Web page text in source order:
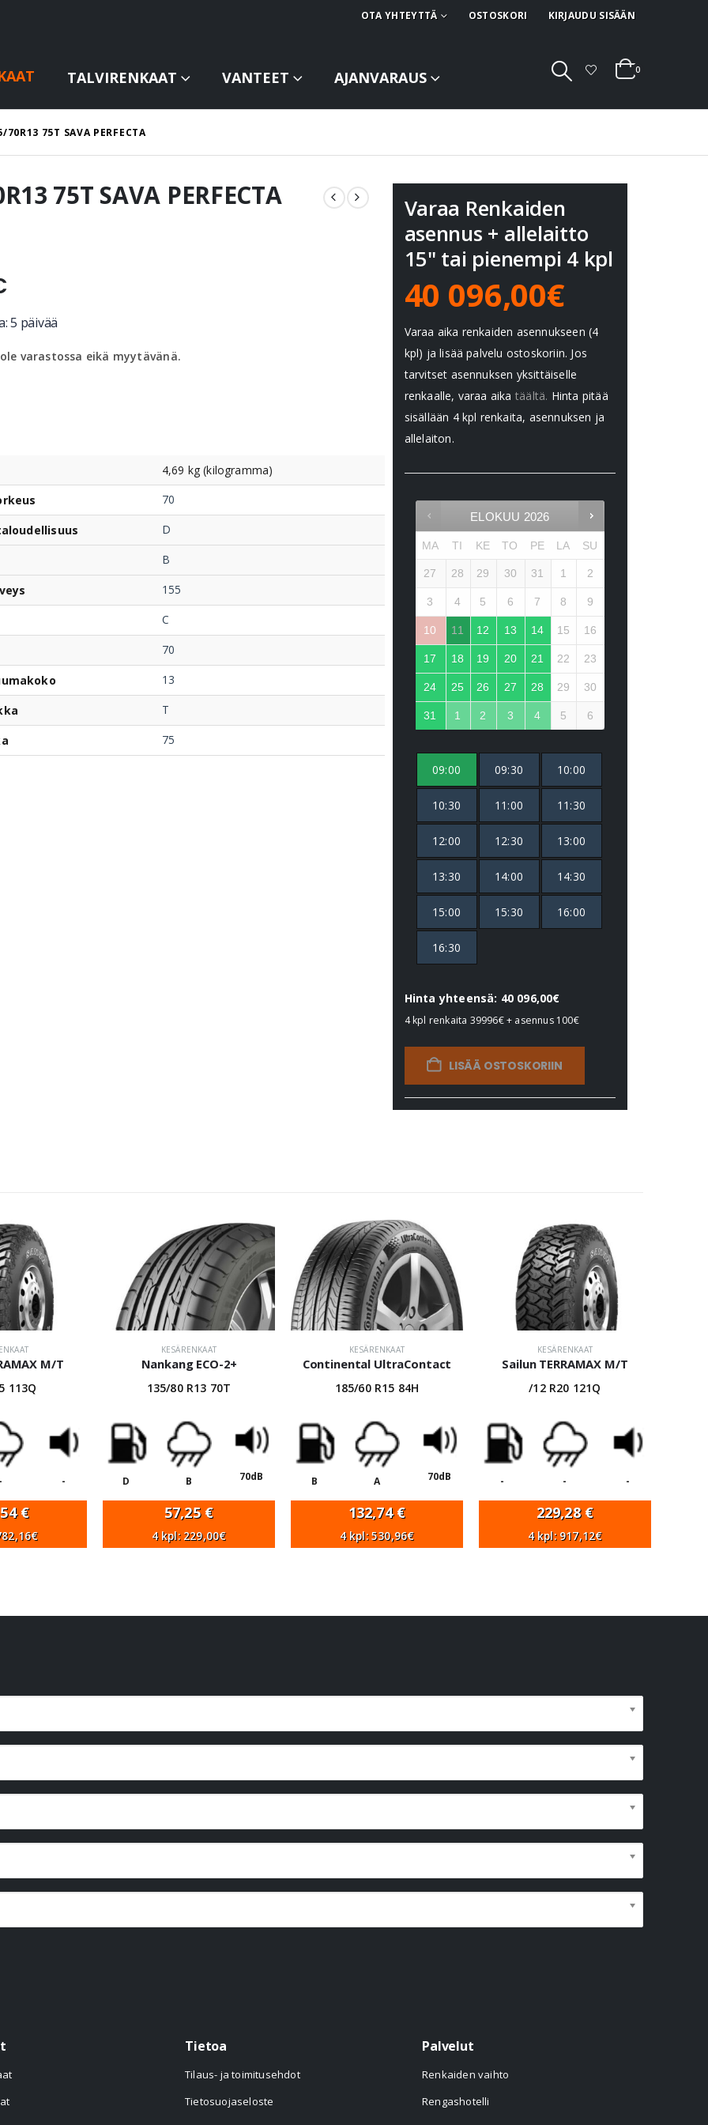
OTA YHTEYTTÄ OSTOSKORI KIRJAUDU SISÄÄN
TALVIRENKAAT VANTEET AJANVARAUS 0
70R13 75T SAVA PERFECTA
75T SAVA PERFECTA
5 päivää
varastossa eikä myytävänä.
4,69 kg (kilogramma)
70
D
B
155
C
70
13
T
75
Varaa Renkaiden
asennus + allelaitto
15" tai pienempi 4 kpl
40 096,00€
Varaa aika renkaiden asennukseen (4
kpl) ja lisää palvelu ostoskoriin. Jos
tarvitset asennuksen yksittäiselle
renkaalle, varaa aika täältä. Hinta pitää
sisällään 4 kpl renkaita, asennuksen ja
allelaiton.
ELOKUU 2026
MA TI KE TO PE LA SU
27 28 29 30 31 1 2
3 4 5 6 7 8 9
10 11 12 13 14 15 16
17 18 19 20 21 22 23
24 25 26 27 28 29 30
31 1 2 3 4 5 6
09:00 09:30 10:00
10:30 11:00 11:30
12:00 12:30 13:00
13:30 14:00 14:30
15:00 15:30 16:00
16:30
Hinta yhteensä: 40 096,00€
4 kpl renkaita 39996€+ asennus 100€
LISÄÄ OSTOSKORIIN
M/T
113Q
- -
€
KESÄRENKAAT
Nankang ECO-2+
135/80 R13 70T
D B 70dB
57,25 €
4 kpl: 229,00€
KESÄRENKAAT
Continental UltraContact
185/60 R15 84H
B A 70dB
132,74€
4 kpl: 530,96€
KESÄRENKAAT
Sailun TERRAMAX M/T
/12 R20 121Q
- - -
229,28 €
4 kpl: 917,12€
Tietoa
Tilaus- ja toimitusehdot
Tietosuojaseloste
Palvelut
Renkaiden vaihto
Rengashotelli